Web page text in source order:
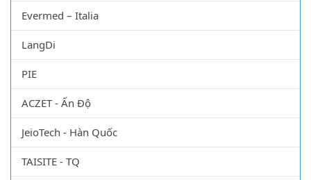
Evermed – Italia
LangDi
PIE
ACZET - Ấn Độ
JeioTech - Hàn Quốc
TAISITE - TQ